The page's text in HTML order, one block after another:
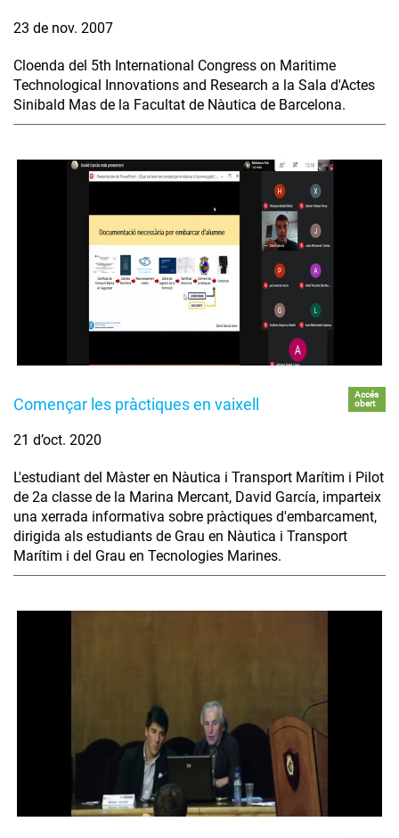
23 de nov. 2007
Cloenda del 5th International Congress on Maritime
Technological Innovations and Research a la Sala d'Actes
Sinibald Mas de la Facultat de Nàutica de Barcelona.
Començar les pràctiques en vaixell
Accés
obert
21 d’oct. 2020
L'estudiant del Màster en Nàutica i Transport Marítim i Pilot
de 2a classe de la Marina Mercant, David García, imparteix
una xerrada informativa sobre pràctiques d'embarcament,
dirigida als estudiants de Grau en Nàutica i Transport
Marítim i del Grau en Tecnologies Marines.